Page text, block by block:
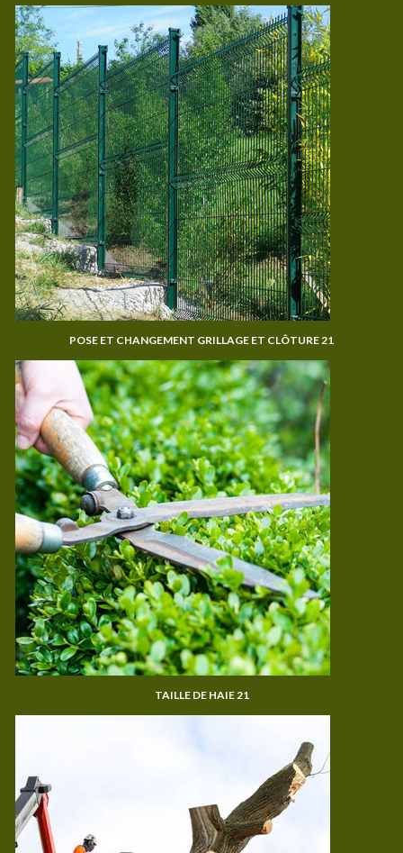
POSE ET CHANGEMENT GRILLAGE ET CLÔTURE 21
TAILLE DE HAIE 21